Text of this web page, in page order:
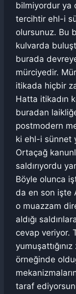
bilmiyordur ya
tercihtir ehl-i
olursunuz. Bu
kulvarda
burada
mürciyedir.
itikada hiçbir
Hatta itikadın
buradan
postmodern
ki ehl-i sünnet
Ortaçağ
saldırıyordu
Böyle olunca
da en son işte
o muazzam
aldığı
cevap veriyor.
örneğinde
taraf